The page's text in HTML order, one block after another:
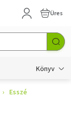
Üres
Könyv
Esszé